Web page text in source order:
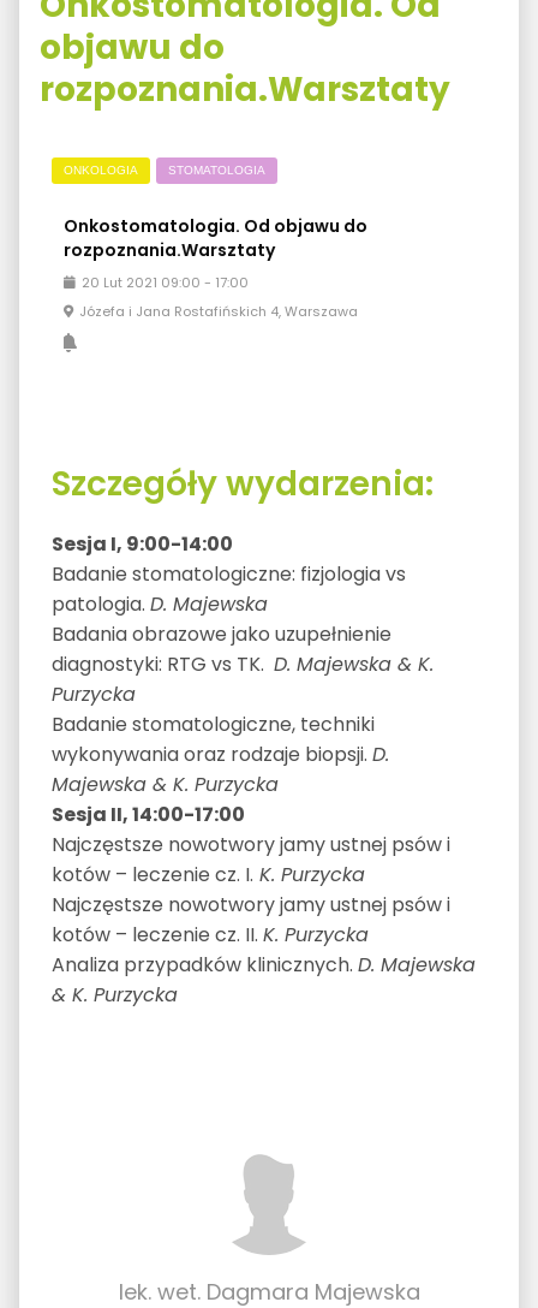
objawu do
rozpoznania.Warsztaty
ONKOLOGIA STOMATOLOGIA
Onkostomatologia. Od objawu do
rozpoznania.Warsztaty
20 Lut 2021 09:00 - 17:00
Józefa i Jana Rostafińskich 4, Warszawa
Szczegóły wydarzenia:
Sesja I, 9:00-14:00
Badanie stomatologiczne: fizjologia vs
patologia. D. Majewska
Badania obrazowe jako uzupełnienie
diagnostyki: RTG vs TK. D. Majewska & K.
Purzycka
Badanie stomatologiczne, techniki
wykonywania oraz rodzaje biopsji. D.
Majewska & K. Purzycka
Sesja II, 14:00-17:00
Najczęstsze nowotwory jamy ustnej psów i
kotów – leczenie cz. I. K. Purzycka
Najczęstsze nowotwory jamy ustnej psów i
kotów – leczenie cz. II. K. Purzycka
Analiza przypadków klinicznych. D. Majewska
& K. Purzycka
lek. wet. Dagmara Majewska